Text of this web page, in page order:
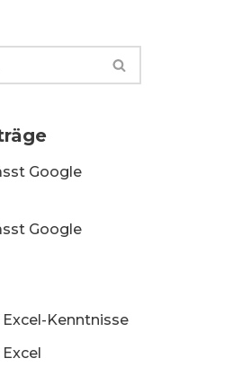
Google
Google
Kenntnisse